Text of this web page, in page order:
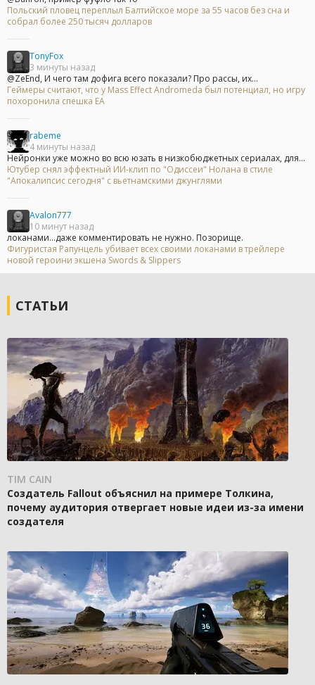
Польский пловец переплыл Балтийское море за 55 часов без сна и
собрал более 250 тысяч долларов
TonyFox
3 минуты назад
@ZeEnd, И чего там дофига всего показали? Про рассы, их...
Геймеры считают, что у Mass Effect Andromeda был потенциал, но игру
похоронила спешка EA
rabeme
4 минуты назад
Нейронки уже можно во всю юзать в низкобюджетных сериалах, для...
Ютубер снял эффектный ИИ-клип по "Одиссеи" Нолана в стиле
"Апокалипсис сегодня" с вьетнамскими джунглями
Avalon777
10 минут назад
локанами...даже комментировать не нужно. Позорище.
Фигуристая Рапунцель убивает всех своими локанами в трейлере
новой героини экшена Swords & Slippers
СТАТЬИ
TIM CAIN
Создатель Fallout объяснил на примере Толкина,
почему аудитория отвергает новые идеи из-за имени
создателя